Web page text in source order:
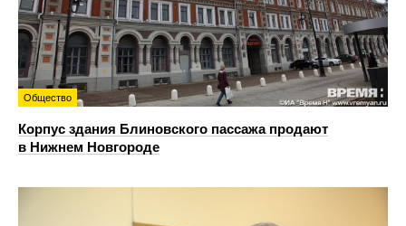
Общество
Корпус здания Блиновского пассажа продают
в Нижнем Новгороде